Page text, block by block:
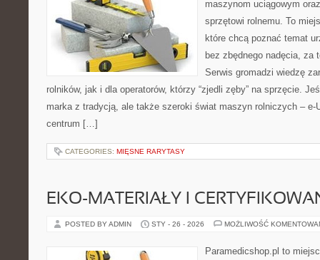
maszynom uciągowym
sprzętowi rolnemu. To
które chcą poznać temat
bez zbędnego nadęcia, za
Serwis gromadzi wiedzę
rolników, jak i dla operatorów, którzy “zjedli zęby” na sprzęcie.
marka z tradycją, ale także szeroki świat maszyn rolniczych – e-
centrum […]
CATEGORIES: MIĘSNE RARYTASY
EKO-MATERIAŁY I
POSTED BY ADMIN STY - 26 - 2026 MOŻLIWOŚĆ
Paramedicshop.pl to